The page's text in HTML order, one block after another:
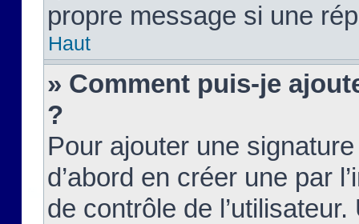
propre message si une
Haut
» Comment puis-je
?
Pour ajouter une
d’abord en créer une par
de contrôle de